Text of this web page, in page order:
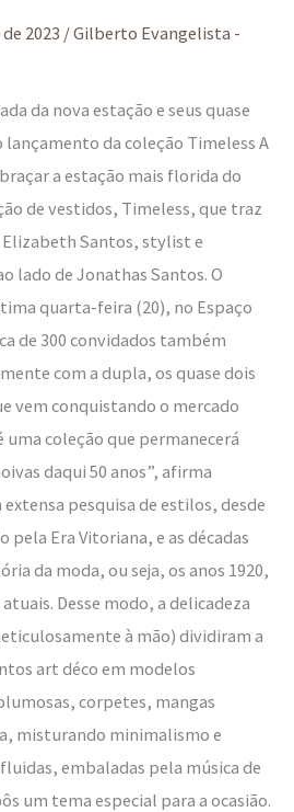
2023 /Gilberto Evangelista -
da nova estação e seus quase
lançamento da coleção Timeless A
a estação mais florida do
de vestidos, Timeless, que traz
Santos, stylist e
lado de Jonathas Santos. O
quarta-feira (20), no Espaço
de 300 convidados também
com a dupla, os quase dois
vem conquistando o mercado
uma coleção que permanecerá
daqui 50 anos”, afirma
pesquisa de estilos, desde
pela Era Vitoriana, e as décadas
da moda, ou seja, os anos 1920,
atuais. Desse modo, a delicadeza
à mão) dividiram a
art déco em modelos
corpetes, mangas
misturando minimalismo e
embaladas pela música de
um tema especial para a ocasião.